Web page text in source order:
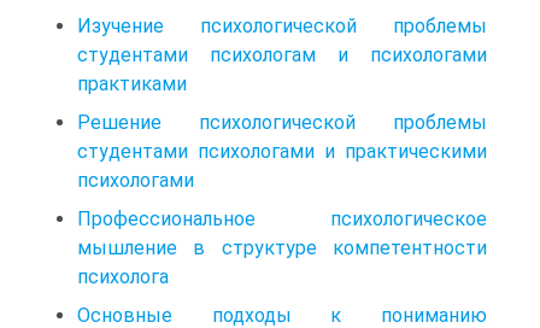
Изучение психологической проблемы
студентами психологам и психологами
практиками
Решение психологической проблемы
студентами психологами и практическими
психологами
Профессиональное психологическое
мышление в структуре компетентности
психолога
Основные подходы к пониманию